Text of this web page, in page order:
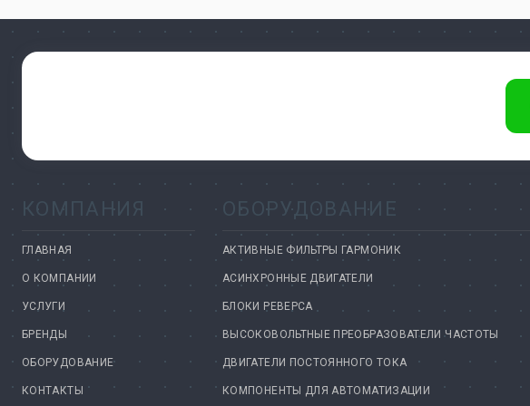
КОМПАНИЯ
ГЛАВНАЯ
О КОМПАНИИ
УСЛУГИ
БРЕНДЫ
ОБОРУДОВАНИЕ
КОНТАКТЫ
ОБОРУДОВАНИЕ
АКТИВНЫЕ ФИЛЬТРЫ ГАРМОНИК
АСИНХРОННЫЕ ДВИГАТЕЛИ
БЛОКИ РЕВЕРСА
ВЫСОКОВОЛЬТНЫЕ ПРЕОБРАЗОВАТЕЛИ ЧАСТОТЫ
ДВИГАТЕЛИ ПОСТОЯННОГО ТОКА
КОМПОНЕНТЫ ДЛЯ АВТОМАТИЗАЦИИ